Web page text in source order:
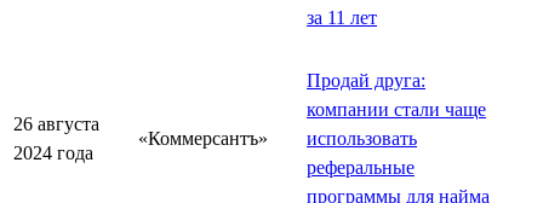
за 11 лет
26 августа
2024 года
«Коммерсантъ»
Продай друга:
компании стали чаще
использовать
реферальные
программы для найма